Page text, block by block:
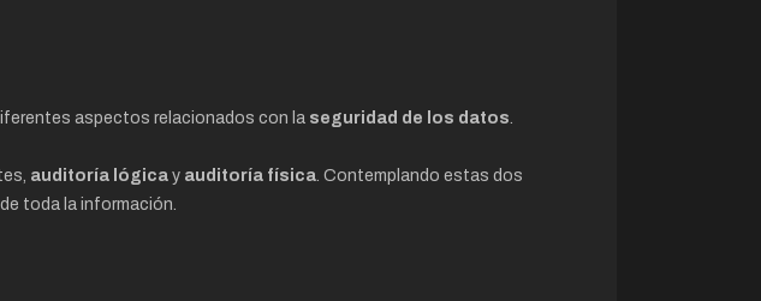
aspectos relacionados con la seguridad de los datos.
auditoría lógica y auditoría física. Contemplando estas dos
toda la información.